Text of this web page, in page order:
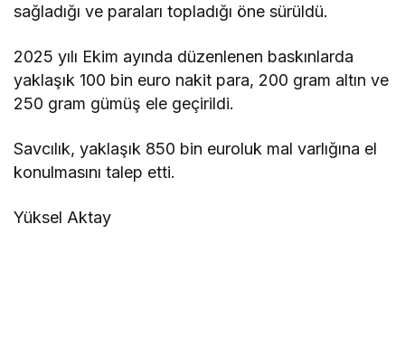
sağladığı ve paraları topladığı öne sürüldü.
2025 yılı Ekim ayında düzenlenen baskınlarda
yaklaşık 100 bin euro nakit para, 200 gram altın ve
250 gram gümüş ele geçirildi.
Savcılık, yaklaşık 850 bin euroluk mal varlığına el
konulmasını talep etti.
Yüksel Aktay